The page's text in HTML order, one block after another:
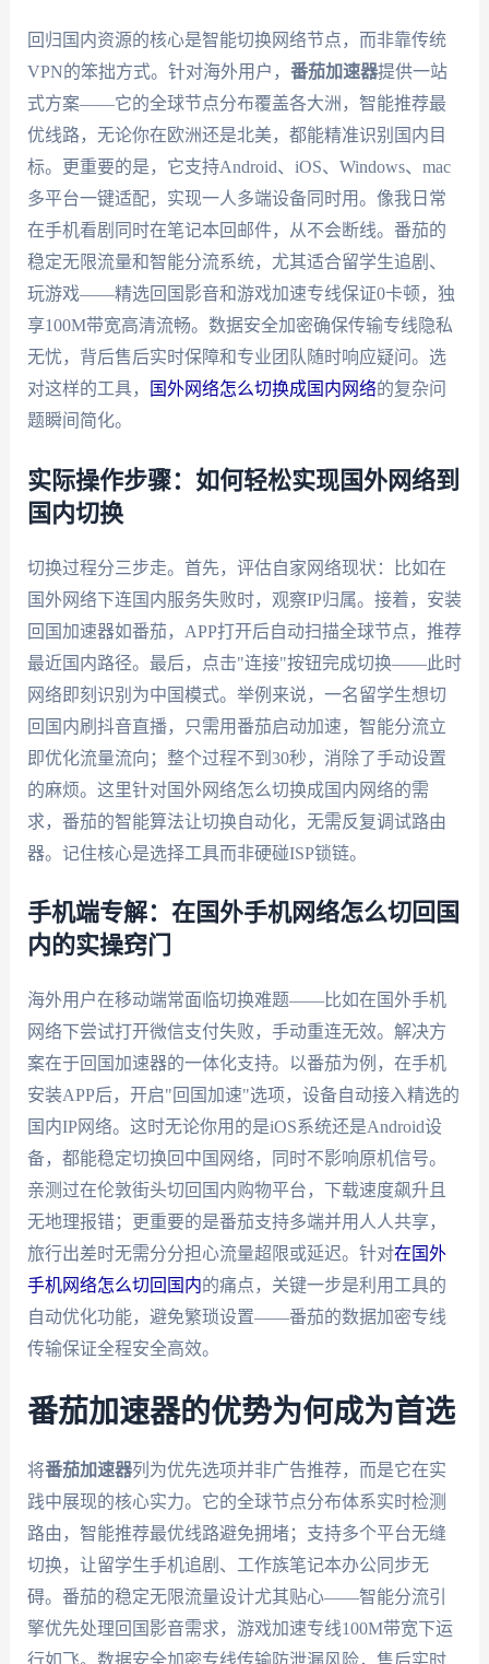
回归国内资源的核心是智能切换网络节点，而非靠传统
VPN的笨拙方式。针对海外用户， 番茄加速器提供一站
式方案——它的全球节点分布覆盖各大洲，智能推荐最
优线路，无论你在欧洲还是北美，都能精准识别国内目
标。更重要的是，它支持Android、iOS、Windows、mac
多平台一键适配，实现一人多端设备同时用。像我日常
在手机看剧同时在笔记本回邮件，从不会断线。番茄的
稳定无限流量和智能分流系统，尤其适合留学生追剧、
玩游戏——精选回国影音和游戏加速专线保证0卡顿，独
享100M带宽高清流畅。数据安全加密确保传输专线隐私
无忧，背后售后实时保障和专业团队随时响应疑问。选
对这样的工具，
国外网络怎么切换成国内网络的复杂问
题瞬间简化。
实际操作步骤：如何轻松实现国外网络到
国内切换
切换过程分三步走。首先，评估自家网络现状：比如在
国外网络下连国内服务失败时，观察IP归属。接着，安装
回国加速器如番茄，APP打开后自动扫描全球节点，推荐
最近国内路径。最后，点击"连接"按钮完成切换——此时
网络即刻识别为中国模式。举例来说，一名留学生想切
回国内刷抖音直播，只需用番茄启动加速，智能分流立
即优化流量流向；整个过程不到30秒，消除了手动设置
的麻烦。这里针对国外网络怎么切换成国内网络的需
求，番茄的智能算法让切换自动化，无需反复调试路由
器。记住核心是选择工具而非硬碰ISP锁链。
手机端专解：在国外手机网络怎么切回国
内的实操窍门
海外用户在移动端常面临切换难题——比如在国外手机
网络下尝试打开微信支付失败，手动重连无效。解决方
案在于回国加速器的一体化支持。以番茄为例，在手机
安装APP后，开启"回国加速"选项，设备自动接入精选的
国内IP网络。这时无论你用的是iOS系统还是Android设
备，都能稳定切换回中国网络，同时不影响原机信号。
亲测过在伦敦街头切回国内购物平台，下载速度飙升且
无地理报错；更重要的是番茄支持多端并用人人共享，
旅行出差时无需分分担心流量超限或延迟。针对在国外
手机网络怎么切回国内的痛点，关键一步是利用工具的
自动优化功能，避免繁琐设置——番茄的数据加密专线
传输保证全程安全高效。
番茄加速器的优势为何成为首选
将番茄加速器列为优先选项并非广告推荐，而是它在实
践中展现的核心实力。它的全球节点分布体系实时检测
路由，智能推荐最优线路避免拥堵；支持多个平台无缝
切换，让留学生手机追剧、工作族笔记本办公同步无
碍。番茄的稳定无限流量设计尤其贴心——智能分流引
擎优先处理回国影音需求，游戏加速专线100M带宽下运
行如飞。数据安全加密专线传输防泄漏风险，售后实时